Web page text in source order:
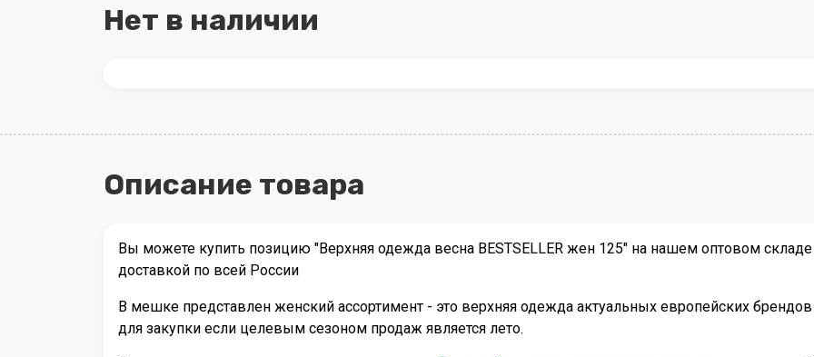
Нет в наличии
Описание товара
Вы можете купить позицию "Верхняя одежда весна BESTSELLER жен 125" на нашем оптовом
доставкой по всей России
В мешке представлен женский ассортимент - это верхняя одежда актуальных европейских
для закупки если целевым сезоном продаж является лето.